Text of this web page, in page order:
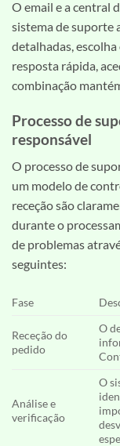
O email e a central
sistema de suporte
detalhadas,
resposta rápida,
combinação
Processo de
responsável
O processo de
um modelo de
receção são
durante o
de problemas
seguintes:
Fase
Receção do
pedido
O
Análise e
verificação
O